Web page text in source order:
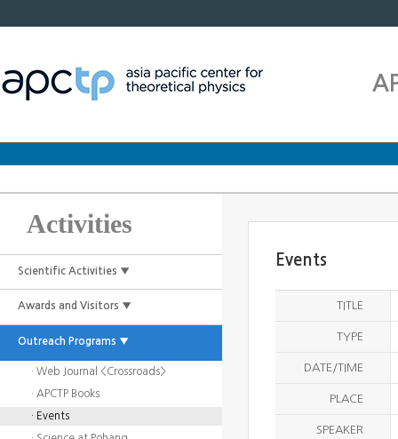
Activities
Scientific Activities ▼
Awards and Visitors ▼
Outreach Programs ▼
· Web Journal <Crossroads>
· APCTP Books
· Events
Events
TITLE
TYPE
DATE/TIME
PLACE
SPEAKER